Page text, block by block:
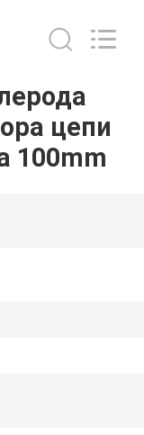
цепи
100mm